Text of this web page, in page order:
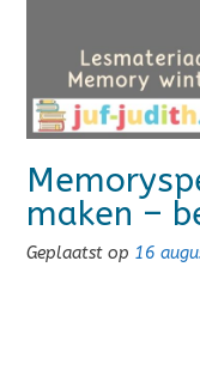
maken –
Geplaatst op 16